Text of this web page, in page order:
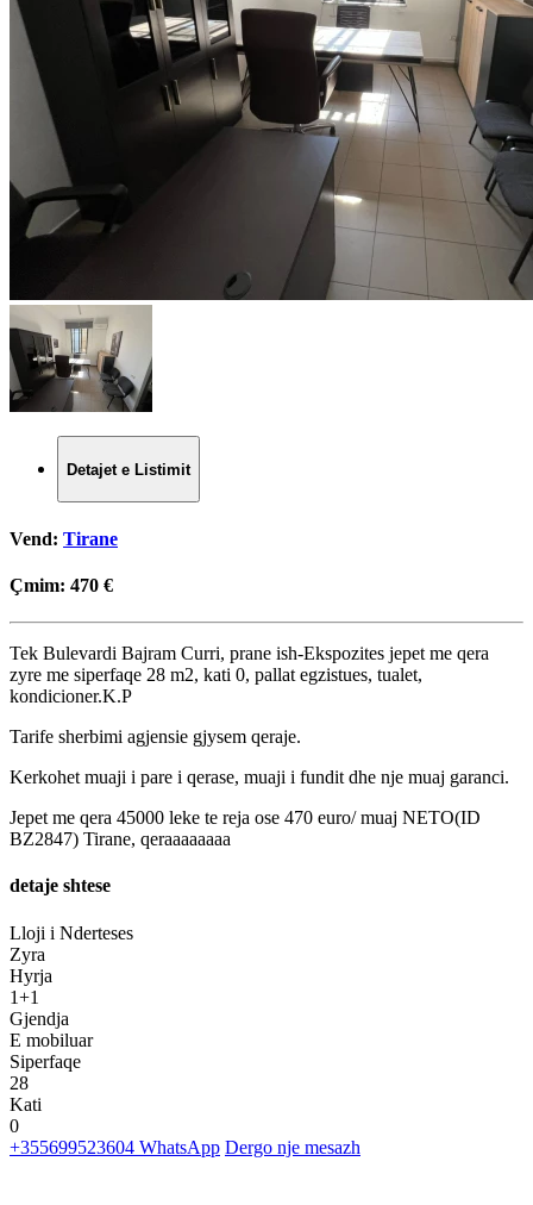
Detajet e Listimit
Vend: Tirane
Çmim: 470 €
Tek Bulevardi Bajram Curri, prane ish-Ekspozites jepet me qera
zyre me siperfaqe 28 m2, kati 0, pallat egzistues, tualet,
kondicioner.K.P
Tarife sherbimi agjensie gjysem qeraje.
Kerkohet muaji i pare i qerase, muaji i fundit dhe nje muaj garanci.
Jepet me qera 45000 leke te reja ose 470 euro/ muaj NETO(ID
BZ2847) Tirane, qeraaaaaaaa
detaje shtese
Lloji i Nderteses
Zyra
Hyrja
1+1
Gjendja
E mobiluar
Siperfaqe
28
Kati
0
+355699523604 WhatsApp Dergo nje mesazh